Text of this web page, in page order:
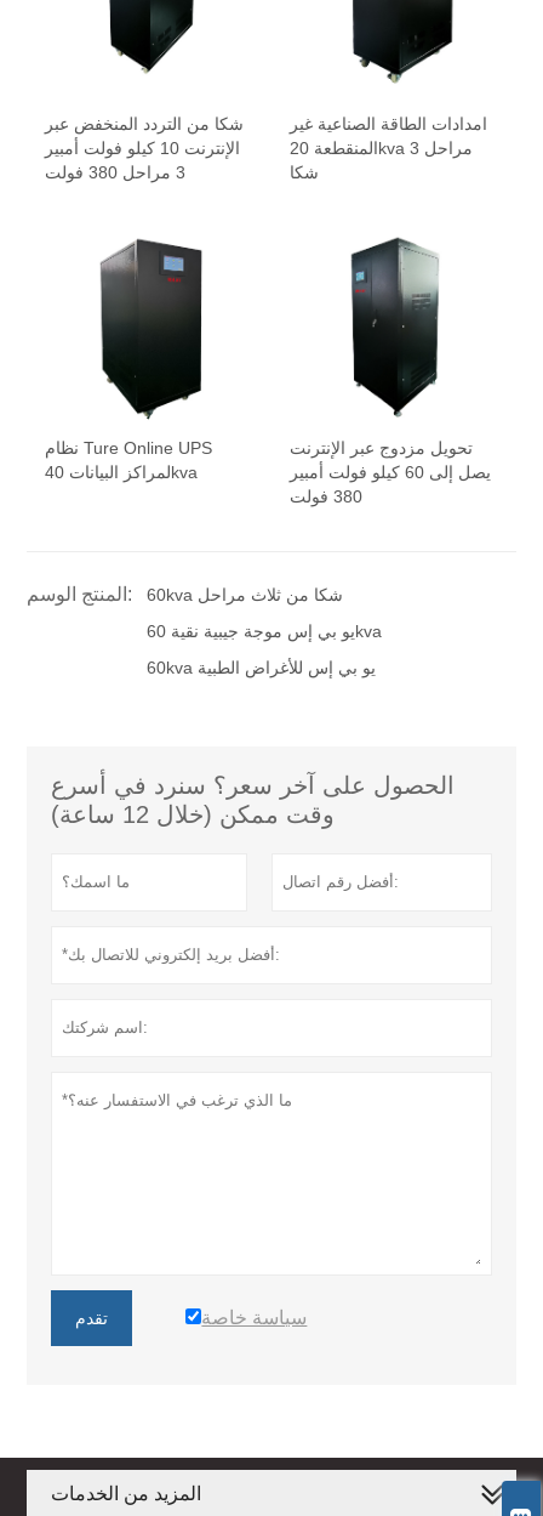
شكا من التردد المنخفض عبر
الإنترنت 10 كيلو فولت أمبير
3 مراحل 380 فولت
امدادات الطاقة الصناعية غير
المنقطعة 20kva 3 مراحل
شكا
نظام Ture Online UPS
لمراكز البيانات 40kva
تحويل مزدوج عبر الإنترنت
يصل إلى 60 كيلو فولت أمبير
380 فولت
المنتج الوسم:
60kva شكا من ثلاث مراحل
يو بي إس موجة جيبية نقية 60kva
60kva يو بي إس للأغراض الطبية
الحصول على آخر سعر؟ سنرد في أسرع
وقت ممكن (خلال 12 ساعة)
تقدم سياسة خاصة
المزيد من الخدمات